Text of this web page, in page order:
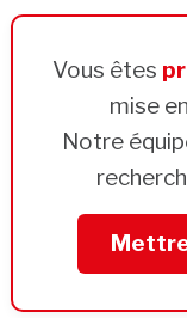
Vous êtes
mise
Notre